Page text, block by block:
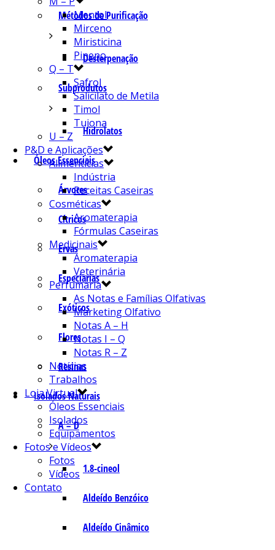
Métodos de Purificação
Desterpenação
Subprodutos
Hidrolatos
Óleos Essenciais
Árvores
Cítricos
Ervas
Especiarias
Exóticos
Flores
Resinas
Isolados Naturais
A – D
1.8-cineol
Aldeído Benzóico
Aldeído Cinâmico
Mentol
Mirceno
Miristicina
Pineno
Q – T
Safrol
Salicilato de Metila
Timol
Tujona
U – Z
P&D e Aplicações
Alimentícias
Indústria
Receitas Caseiras
Cosméticas
Aromaterapia
Fórmulas Caseiras
Medicinais
Aromaterapia
Veterinária
Perfumaria
As Notas e Famílias Olfativas
Marketing Olfativo
Notas A – H
Notas I – Q
Notas R – Z
Notícias
Trabalhos
Loja Virtual
Óleos Essenciais
Isolados
Equipamentos
Fotos e Vídeos
Fotos
Vídeos
Contato